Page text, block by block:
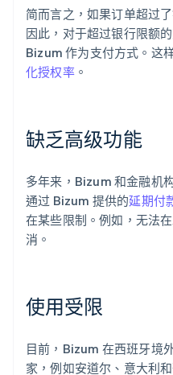
简而言之，如果订单超过
因此，对于超过银行限额
Bizum 作为支付方式。这
化授权率。
缺乏高级功能
多年来，Bizum 和金融机
通过 Bizum 提供的延期付
在某些限制。例如，无法
消。
使用受限
目前，Bizum 在西班牙境
家，例如安道尔、意大利